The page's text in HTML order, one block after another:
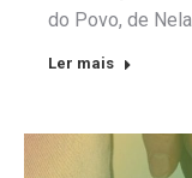
do Povo, de
Ler mais